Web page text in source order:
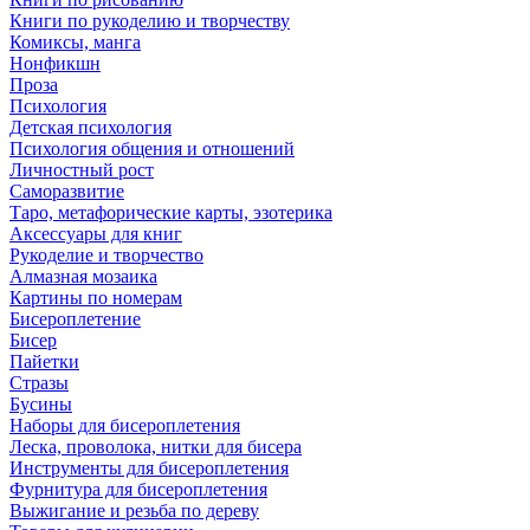
Книги по рукоделию и творчеству
Комиксы, манга
Нонфикшн
Проза
Психология
Детская психология
Психология общения и отношений
Личностный рост
Саморазвитие
Таро, метафорические карты, эзотерика
Аксессуары для книг
Рукоделие и творчество
Алмазная мозаика
Картины по номерам
Бисероплетение
Бисер
Пайетки
Стразы
Бусины
Наборы для бисероплетения
Леска, проволока, нитки для бисера
Инструменты для бисероплетения
Фурнитура для бисероплетения
Выжигание и резьба по дереву